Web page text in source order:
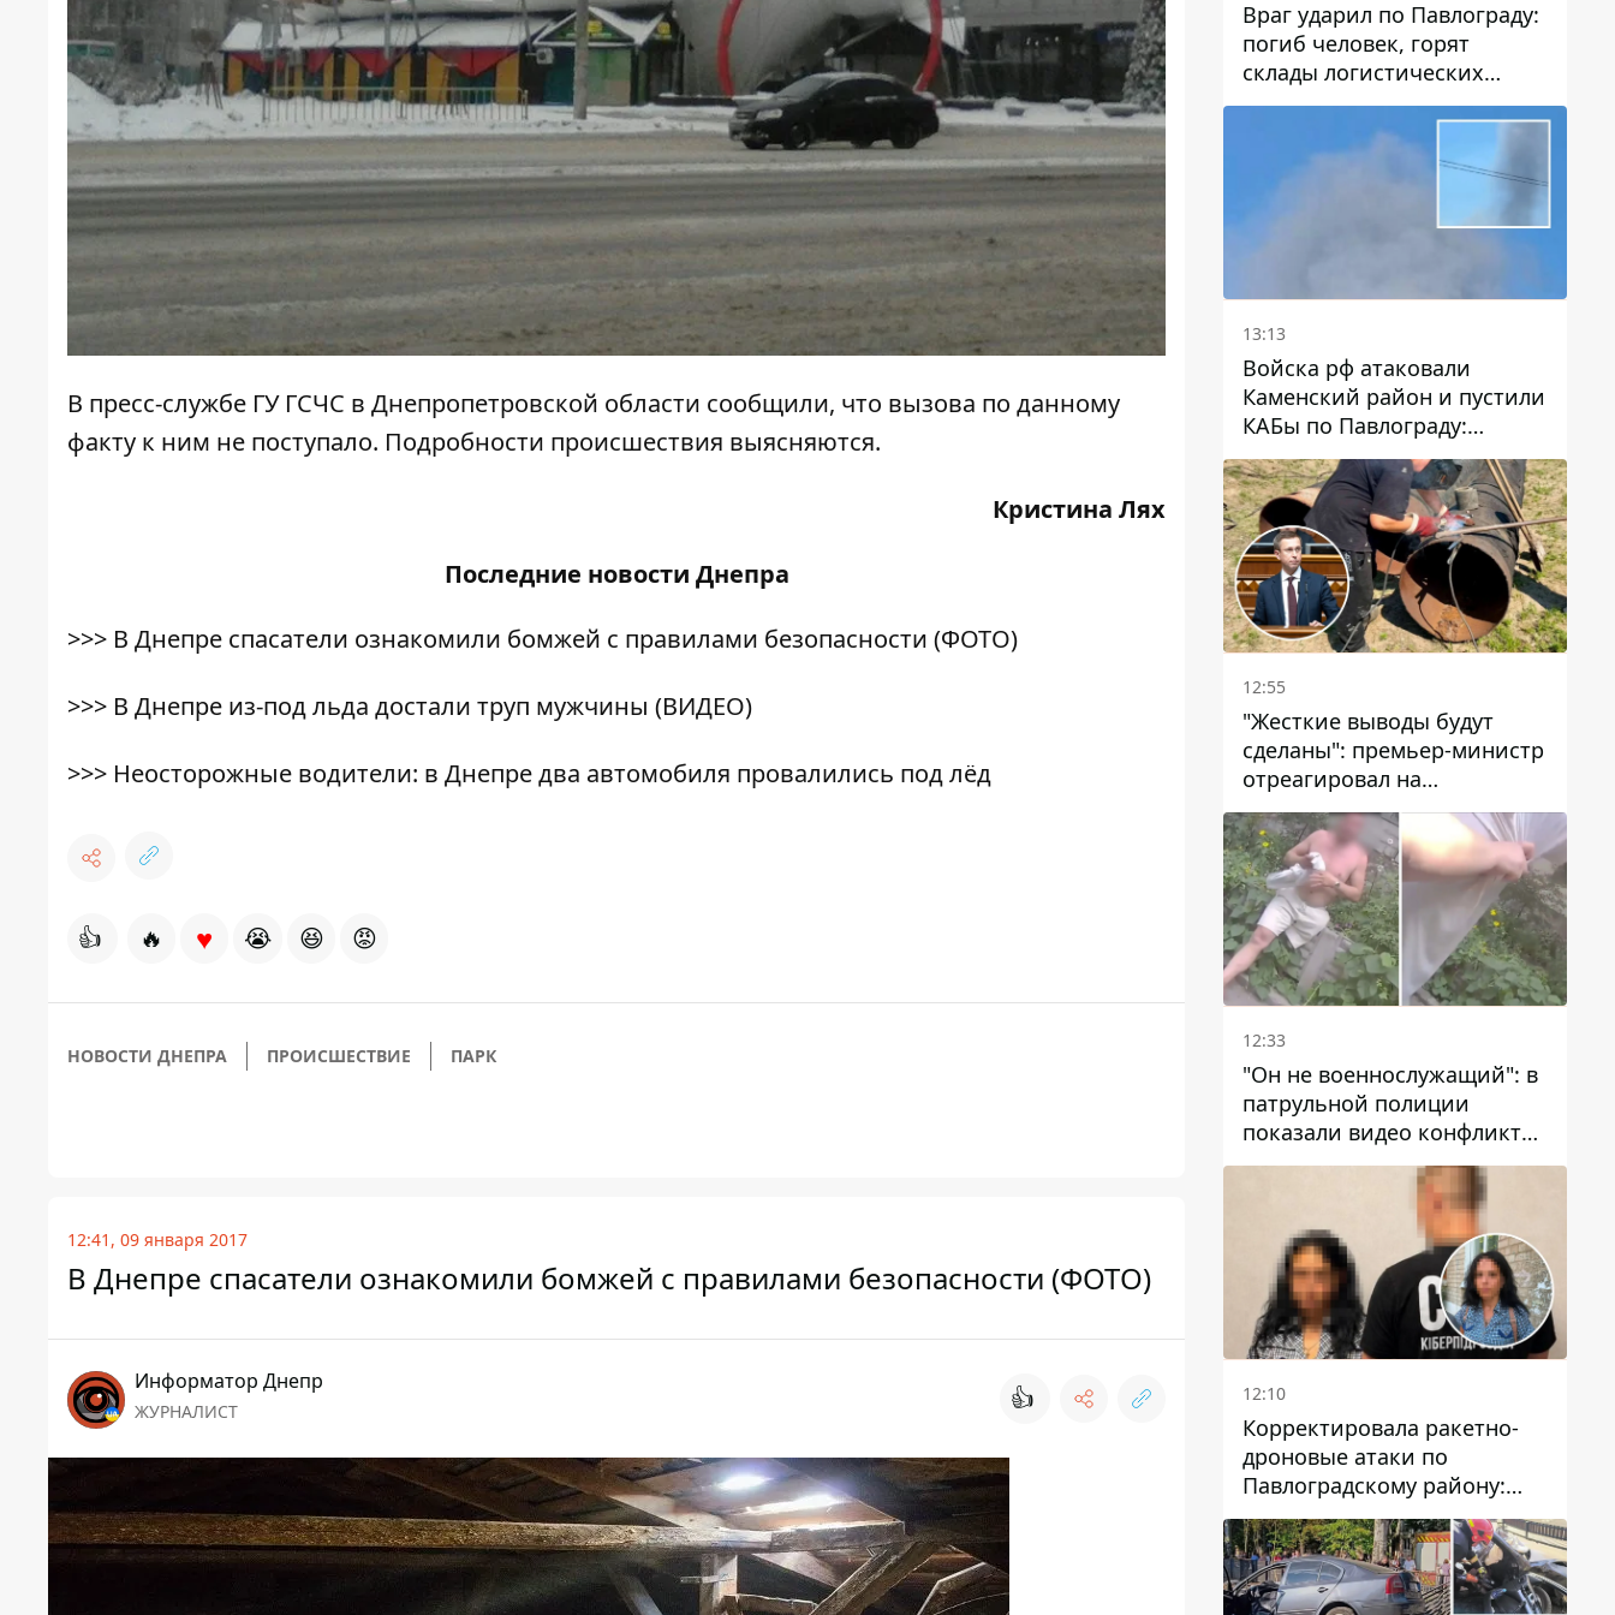
В пресс-службе ГУ ГСЧС в Днепропетровской области сообщили, что вызова по данному
факту к ним не поступало. Подробности происшествия выясняются.
Кристина Лях
Последние новости Днепра
>>> В Днепре спасатели ознакомили бомжей с правилами безопасности (ФОТО)
>>> В Днепре из-под льда достали труп мужчины (ВИДЕО)
>>> Неосторожные водители: в Днепре два автомобиля провалились под лёд
👍 🔥 ♥ 😭 😆 😡
НОВОСТИ ДНЕПРА ПРОИСШЕСТВИЕ ПАРК
12:41, 09 января 2017
В Днепре спасатели ознакомили бомжей с правилами безопасности (ФОТО)
Информатор Днепр
ЖУРНАЛИСТ 👍
Враг ударил по Павлограду:
погиб человек, горят
склады логистических
компаний и магазина
13:13
Войска рф атаковали
Каменский район и пустили
КАБы по Павлограду:
пострадал мужчина, в небо
поднимается столб дыма
12:55
"Жесткие выводы будут
сделаны": премьер-министр
отреагировал на
несколькодневное
отсутствие воды в Марганце
12:33
"Он не военнослужащий": в
патрульной полиции
показали видео конфликта
с мужчиной без ноги на
проспекте Поля в Днепре
12:10
Корректировала ракетно-
дроновые атаки по
Павлоградскому району:
задержали вражескую
агентку